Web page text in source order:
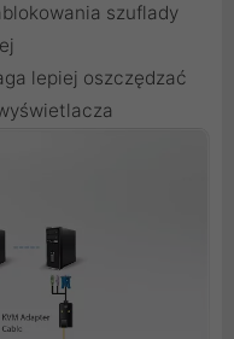
szuflady
lepiej oszczędzać